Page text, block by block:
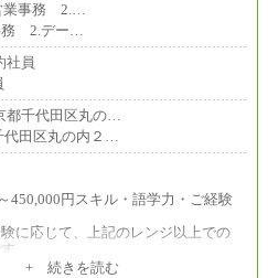
業事務 2.…
務 2.デー…
社員
都千代田区丸の…
代田区丸の内２…
450,000円スキル・語学力・ご経験
に応じて、上記のレンジ以上での
(週３０時間）を利用しない場合の
+ 続きを読む